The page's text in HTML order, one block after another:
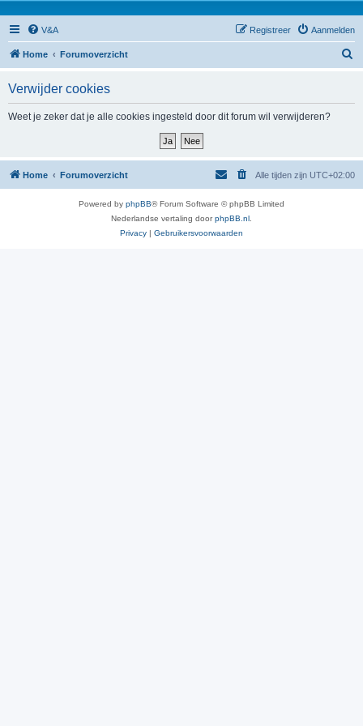
V&A Aanmelden
Registreer
Home Forumoverzicht
Verwijder cookies
Weet je zeker dat je alle cookies ingesteld door dit forum wil verwijderen?
Home Forumoverzicht Alle tijden zijn UTC+02:00
Powered by phpBB® Forum Software © phpBB Limited
Nederlandse vertaling doorphpBB.nl
Privacy | Gebruikersvoorwaarden